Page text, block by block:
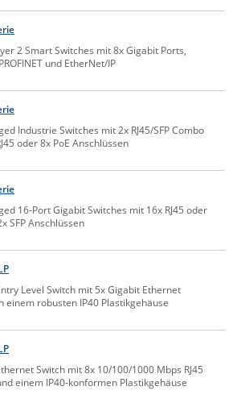
2 Smart Switches mit 8x Gigabit Ports,
und EtherNet/IP
Industrie Switches mit 2x RJ45/SFP Combo
oder 8x PoE Anschlüssen
16-Port Gigabit Switches mit 16x RJ45 oder
SFP Anschlüssen
Level Switch mit 5x Gigabit Ethernet
einem robusten IP40 Plastikgehäuse
Switch mit 8x 10/100/1000 Mbps RJ45
einem IP40-konformen Plastikgehäuse